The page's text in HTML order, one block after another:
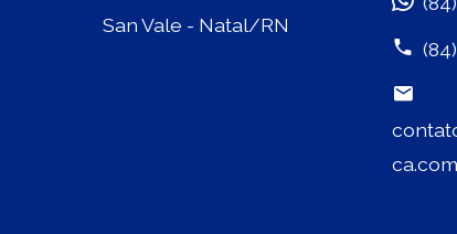
San Vale - Natal/RN